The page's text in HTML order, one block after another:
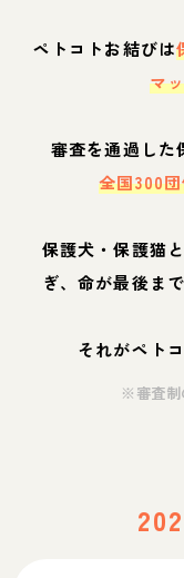
ペトコトお結びは
マ
審査を通過した
全国300
保護犬・保護猫
ぎ、命が最後ま
それがペト
※審査制